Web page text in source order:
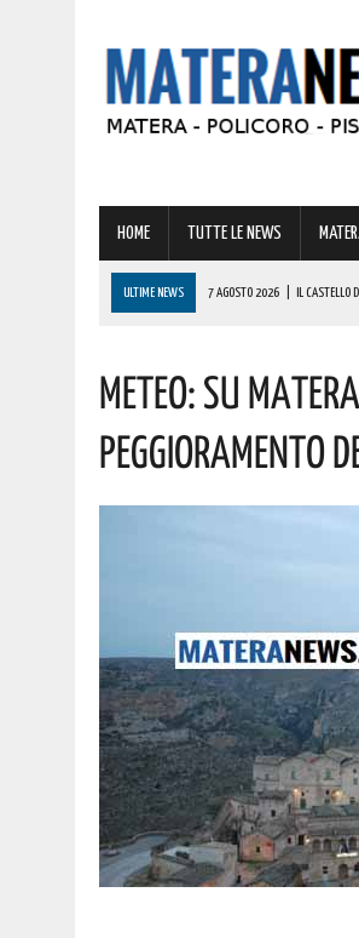
HOME TUTTE LE NEWS
ULTIME NEWS 7 AGOSTO 2026 IL CASTELLO
7 AGOSTO 2026 | A GRASSANO FERVONO I
7 AGOSTO 2026 | BERNALDA: IL SUGGESTIVO
Meteo: Su
Peggioramento